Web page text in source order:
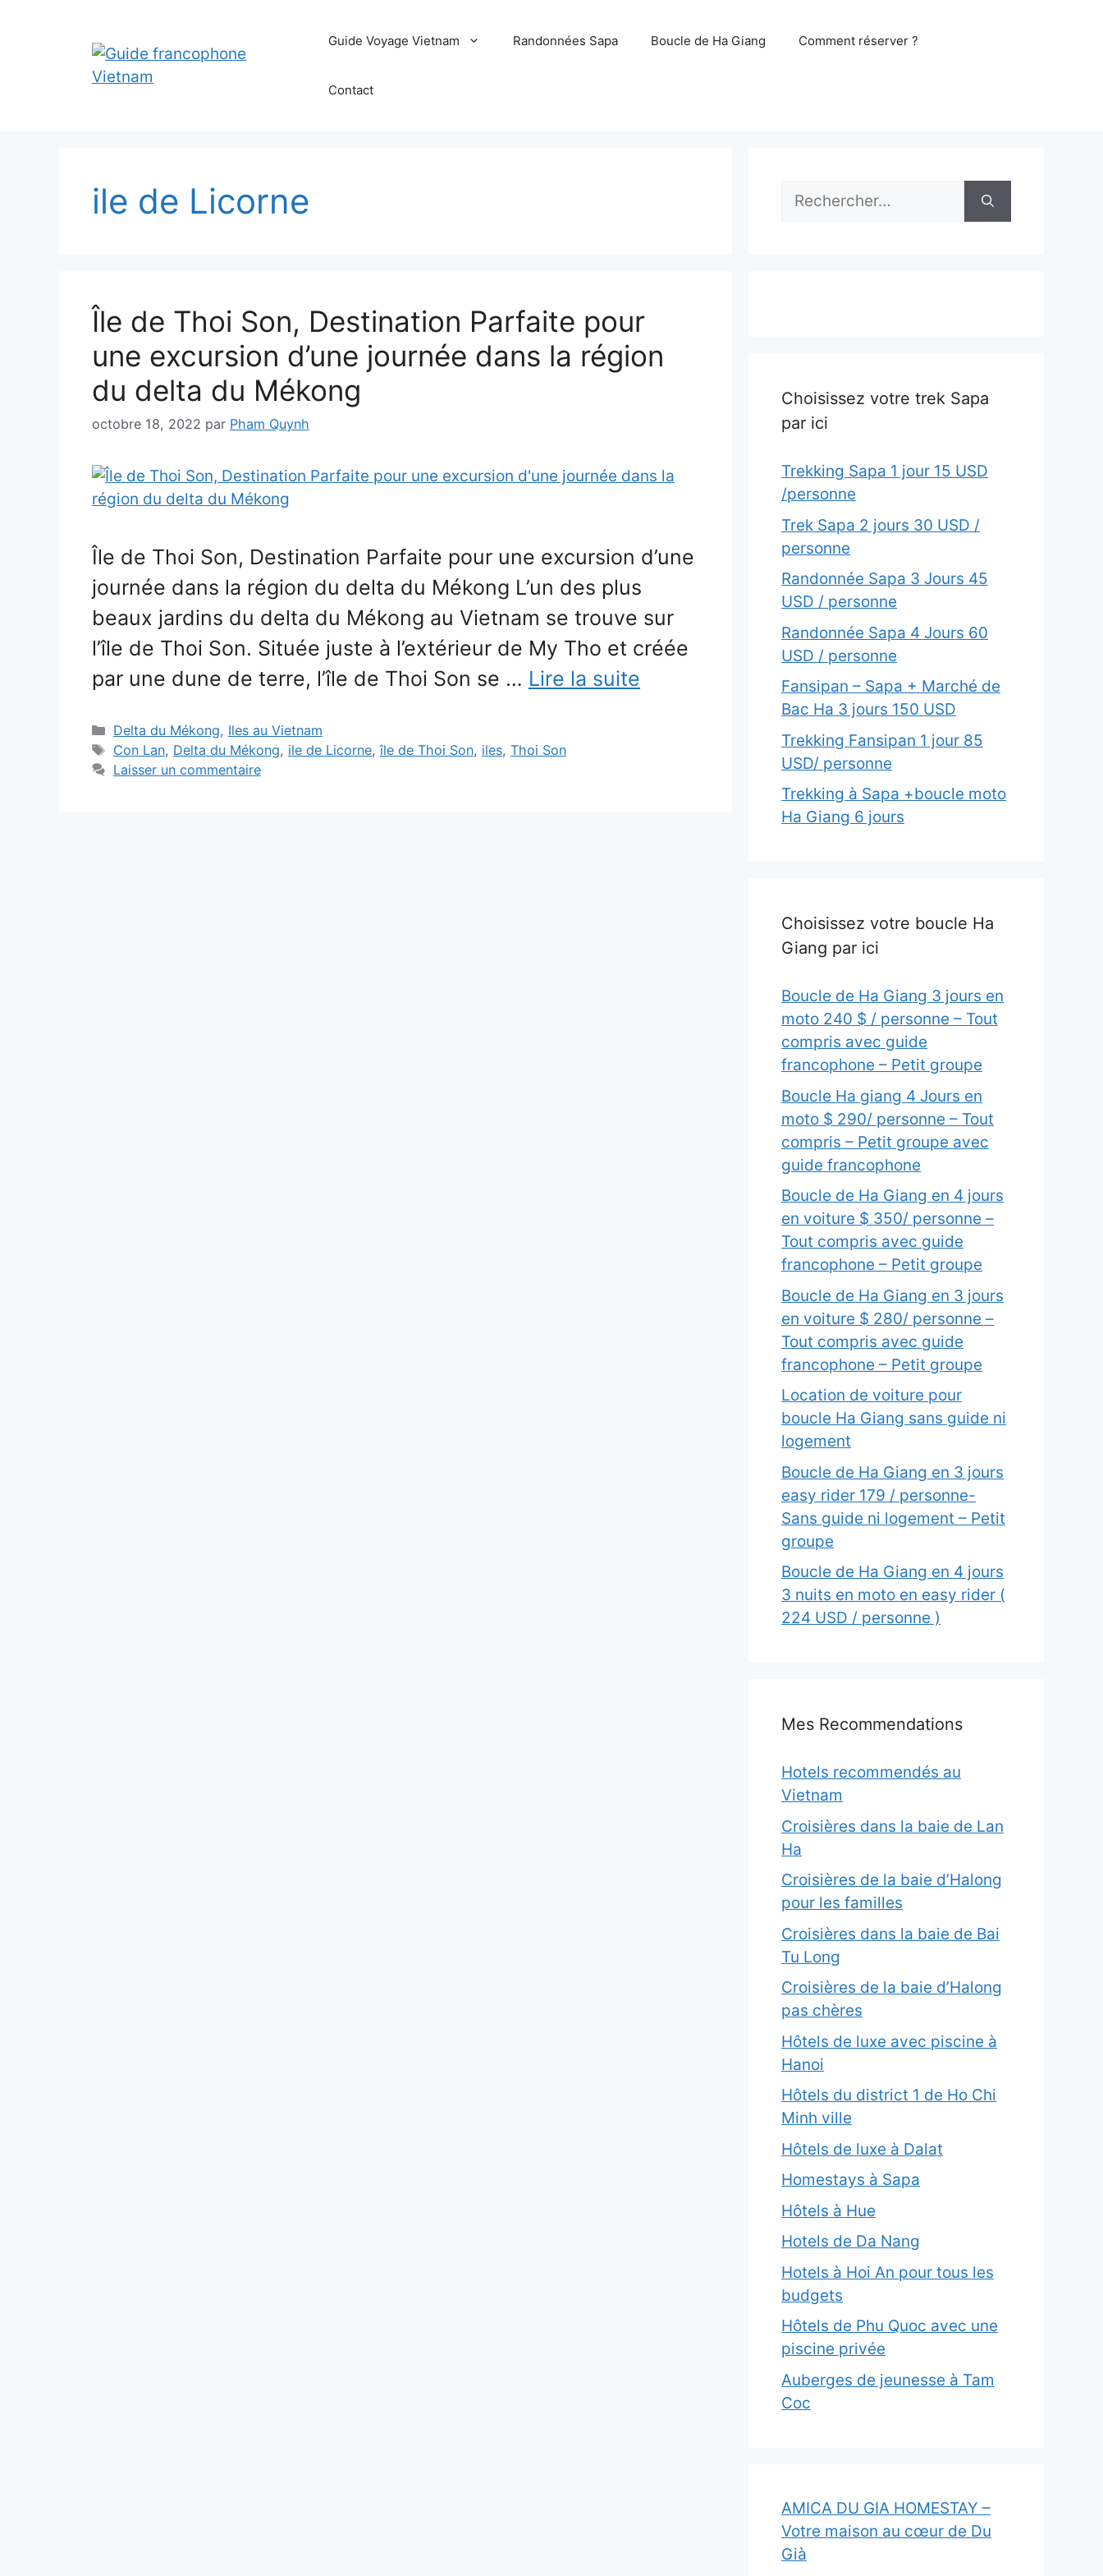
Guide Voyage Vietnam Randonnées Sapa Boucle de Ha Giang Comment réserver ?
Contact
ile de Licorne
Île de Thoi Son, Destination Parfaite pour
une excursion d’une journée dans la région
du delta du Mékong
octobre 18, 2022 par Pham Quynh
Île de Thoi Son, Destination Parfaite pour une excursion d’une
journée dans la région du delta du Mékong L’un des plus
beaux jardins du delta du Mékong au Vietnam se trouve sur
l’île de Thoi Son. Située juste à l’extérieur de My Tho et créée
par une dune de terre, l’île de Thoi Son se … Lire la suite
Catégories
Delta du Mékong, Iles au Vietnam
Étiquettes
Con Lan, Delta du Mékong, ile de Licorne,île de Thoi Son, iles, Thoi Son
Laisser un commentaire
Rechercher :
Choisissez votre trek Sapa
par ici
Trekking Sapa 1 jour 15 USD
/personne
Trek Sapa 2 jours 30 USD /
personne
Randonnée Sapa 3 Jours 45
USD / personne
Randonnée Sapa 4 Jours 60
USD / personne
Fansipan – Sapa + Marché de
Bac Ha 3 jours 150 USD
Trekking Fansipan 1 jour 85
USD/ personne
Trekking à Sapa +boucle moto
Ha Giang 6 jours
Choisissez votre boucle Ha
Giang par ici
Boucle de Ha Giang 3 jours en
moto 240 $ / personne – Tout
compris avec guide
francophone – Petit groupe
Boucle Ha giang 4 Jours en
moto $ 290/ personne – Tout
compris – Petit groupe avec
guide francophone
Boucle de Ha Giang en 4 jours
en voiture $ 350/ personne –
Tout compris avec guide
francophone – Petit groupe
Boucle de Ha Giang en 3 jours
en voiture $ 280/ personne –
Tout compris avec guide
francophone – Petit groupe
Location de voiture pour
boucle Ha Giang sans guide ni
logement
Boucle de Ha Giang en 3 jours
easy rider 179 / personne-
Sans guide ni logement – Petit
groupe
Boucle de Ha Giang en 4 jours
3 nuits en moto en easy rider (
224 USD / personne )
Mes Recommendations
Hotels recommendés au
Vietnam
Croisières dans la baie de Lan
Ha
Croisières de la baie d’Halong
pour les familles
Croisières dans la baie de Bai
Tu Long
Croisières de la baie d’Halong
pas chères
Hôtels de luxe avec piscine à
Hanoi
Hôtels du district 1 de Ho Chi
Minh ville
Hôtels de luxe à Dalat
Homestays à Sapa
Hôtels à Hue
Hotels de Da Nang
Hotels à Hoi An pour tous les
budgets
Hôtels de Phu Quoc avec une
piscine privée
Auberges de jeunesse à Tam
Coc
AMICA DU GIA HOMESTAY –
Votre maison au cœur de Du
Già